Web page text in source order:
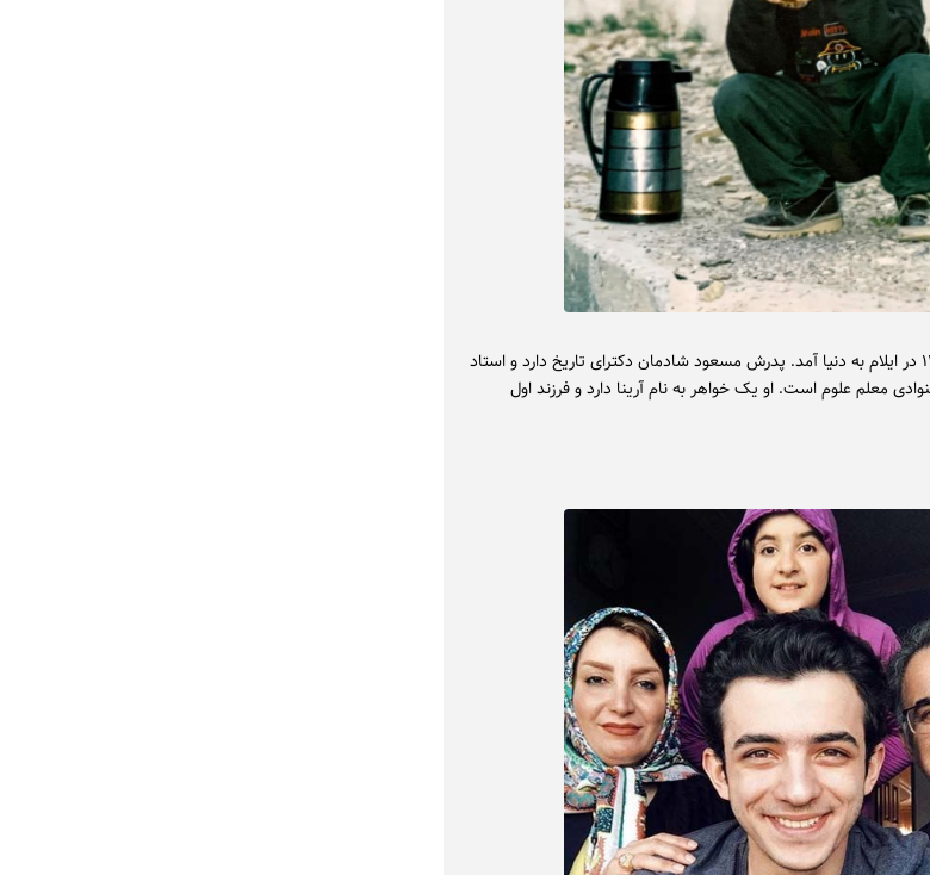
محمدعلی شادمان در ۴ آذر ۱۳۷۵ در ایلام به دنیا آمد. پدرش مسعود شادمان دکترای تاریخ دارد و استاد
معلم علوم است. او یک خواهر به نام آرینا دارد و فرزند اول